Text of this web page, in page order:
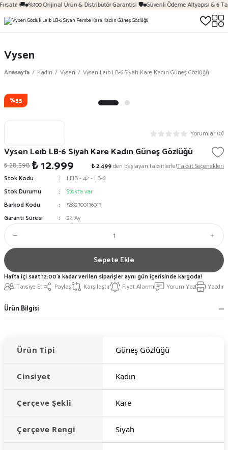
🚚 %100 Orijinal Ürün & Distribütör Garantisi 🛡️ Güvenli Ödeme Altyapısı & 6
Vysen
Anasayfa Kadın Vysen Vysen Leıb LB-6 Siyah Kare Kadın Güneş Gözlüğü
%55
Yorumlar (0)
Vysen Leıb LB-6 Siyah Kare Kadın Güneş Gözlüğü
₺ 28.598₺ 12.999 ₺ 2.499den başlayan taksitlerle!Taksit Seçenekleri
Stok Kodu
LEIB - 42 - LB-6
Stok Durumu
Stokta var
Barkod Kodu
5882700136013
Garanti Süresi
24 Ay
Sepete Ekle
Tavsiye Et Paylaş Karşılaştır Fiyat Alarmı Yorum Yaz Yazdır
Hafta içi saat 12:00'a kadar verilen siparişler aynı gün içerisinde kargoda!
Ürün Bilgisi
Ürün Tipi Güneş Gözlüğü
Cinsiyet Kadın
Çerçeve Şekli Kare
Çerçeve Rengi Siyah